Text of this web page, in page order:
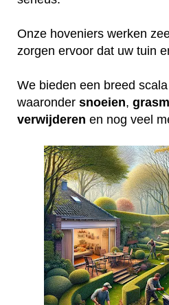
Onze hoveniers werken
zorgen ervoor dat uw tuin
We bieden een breed
waaronder snoeien,
verwijderen en nog veel